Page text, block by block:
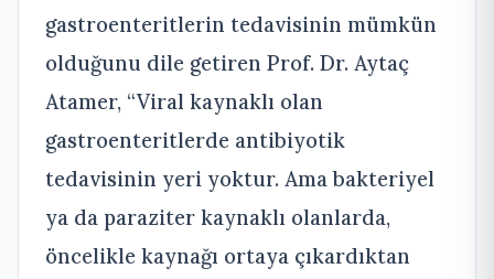
gastroenteritlerin tedavisinin mümkün
olduğunu dile getiren Prof. Dr. Aytaç
Atamer, “Viral kaynaklı olan
gastroenteritlerde antibiyotik
tedavisinin yeri yoktur. Ama bakteriyel
ya da paraziter kaynaklı olanlarda,
öncelikle kaynağı ortaya çıkardıktan